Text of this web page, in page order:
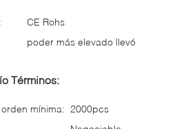
CE Rohs
poder más elevado llevó
Términos:
mínima: 2000pcs